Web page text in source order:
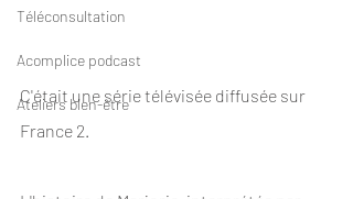
Téléconsultation
Acomplice podcast
Ateliers bien-être
C'était une série télévisée diffusée sur
France 2.